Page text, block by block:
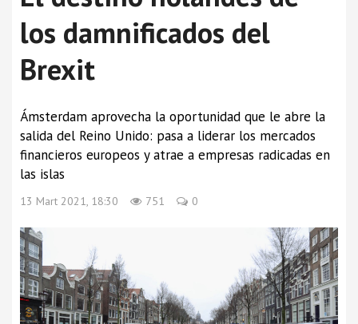
los damnificados del
Brexit
Ámsterdam aprovecha la oportunidad que le abre la
salida del Reino Unido: pasa a liderar los mercados
financieros europeos y atrae a empresas radicadas en
las islas
13 Mart 2021, 18:30 751 0